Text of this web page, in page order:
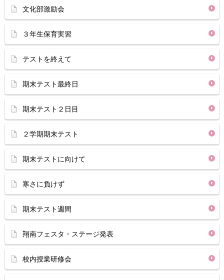
文化部激励会
３年生保育実習
テストを終えて
期末テスト最終日
期末テスト２日目
２学期期末テスト
期末テストに向けて
寒さに負けず
期末テスト週間
翔南フェスタ・ステージ発表
校内授業研修会